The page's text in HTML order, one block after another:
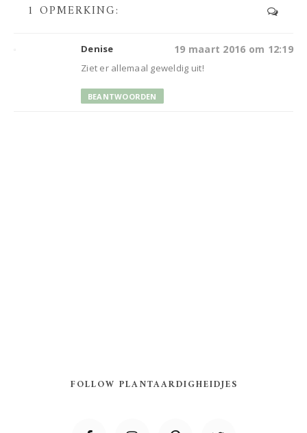
1 OPMERKING:
Denise 19 maart 2016 om 12:19
Ziet er allemaal geweldig uit!
BEANTWOORDEN
FOLLOW PLANTAARDIGHEIDJES